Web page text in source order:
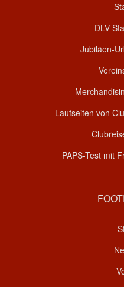
DLV
Jubiläen-
Laufseiten von
PAPS-Test mit